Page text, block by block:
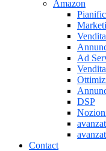
Amazon
Ad
DSP
Contact